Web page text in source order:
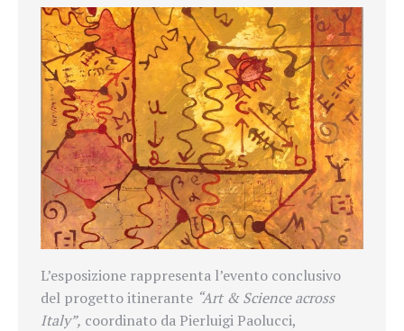
L’esposizione rappresenta l’evento conclusivo
del progetto itinerante “Art & Science across
Italy”, coordinato da Pierluigi Paolucci,